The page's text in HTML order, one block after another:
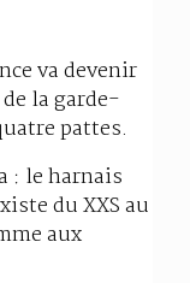
va devenir
la garde-
pattes.
: le harnais
du XXS au
aux